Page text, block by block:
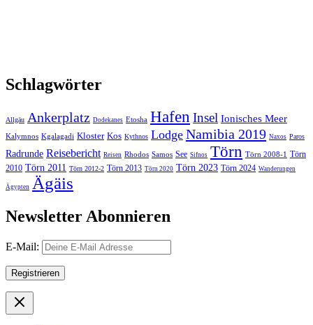
Schlagwörter
Allgäu Ankerplatz Dodekanes Etosha Hafen Insel Ionisches Meer
Kalymnos Kgalagadi Kloster Kos Kythnos Lodge Namibia 2019 Naxos Paros
Radrunde Reisebericht Reisen Rhodos Samos See Sifnos Törn Törn 2008-1 Törn
2010 Törn 2011 Törn 2012-2 Törn 2013 Törn 2020 Törn 2023 Törn 2024 Wanderungen
Ägypten Ägäis
Newsletter Abonnieren
E-Mail: